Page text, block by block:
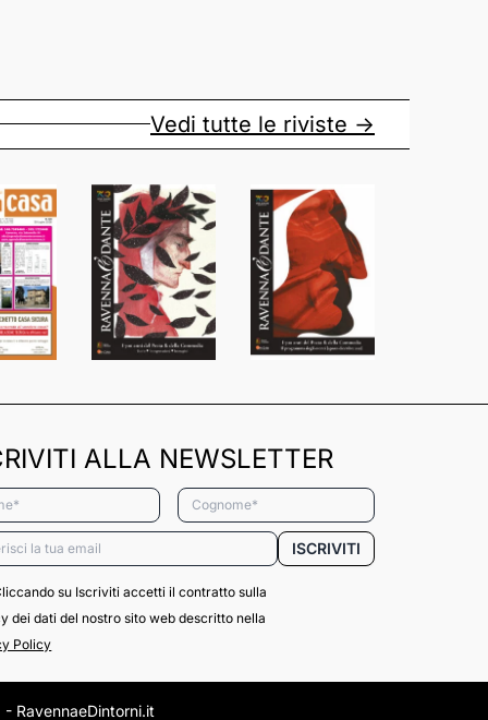
Vedi tutte le riviste ->
ALLA NEWSLETTER
Cognome*
ISCRIVITI
su Iscriviti accetti il contratto sulla
dei dati del nostro sito web descritto nella
Policy
RavennaeDintorni.it